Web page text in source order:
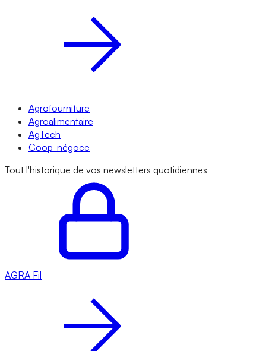
Agrofourniture
Agroalimentaire
AgTech
Coop-négoce
Tout l'historique de vos newsletters quotidiennes
AGRA Fil